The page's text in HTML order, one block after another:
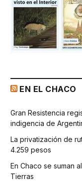
EN EL CHACO
Gran Resistencia
indigencia de
La privatización de
4.259 pesos
En Chaco se suman
Tierras